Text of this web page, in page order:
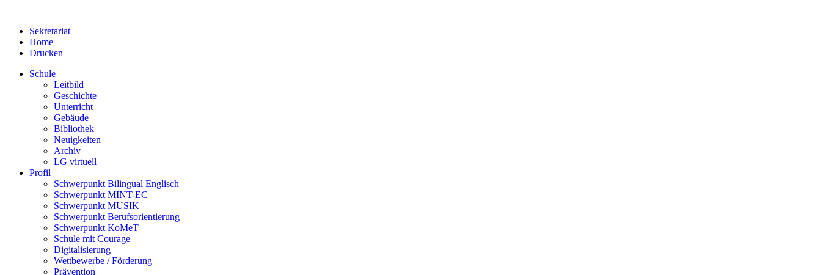
Sekretariat
Home
Drucken
Schule
Leitbild
Geschichte
Unterricht
Gebäude
Bibliothek
Neuigkeiten
Archiv
LG virtuell
Profil
Schwerpunkt Bilingual Englisch
Schwerpunkt MINT-EC
Schwerpunkt MUSIK
Schwerpunkt Berufsorientierung
Schwerpunkt KoMeT
Schule mit Courage
Digitalisierung
Wettbewerbe / Förderung
Prävention